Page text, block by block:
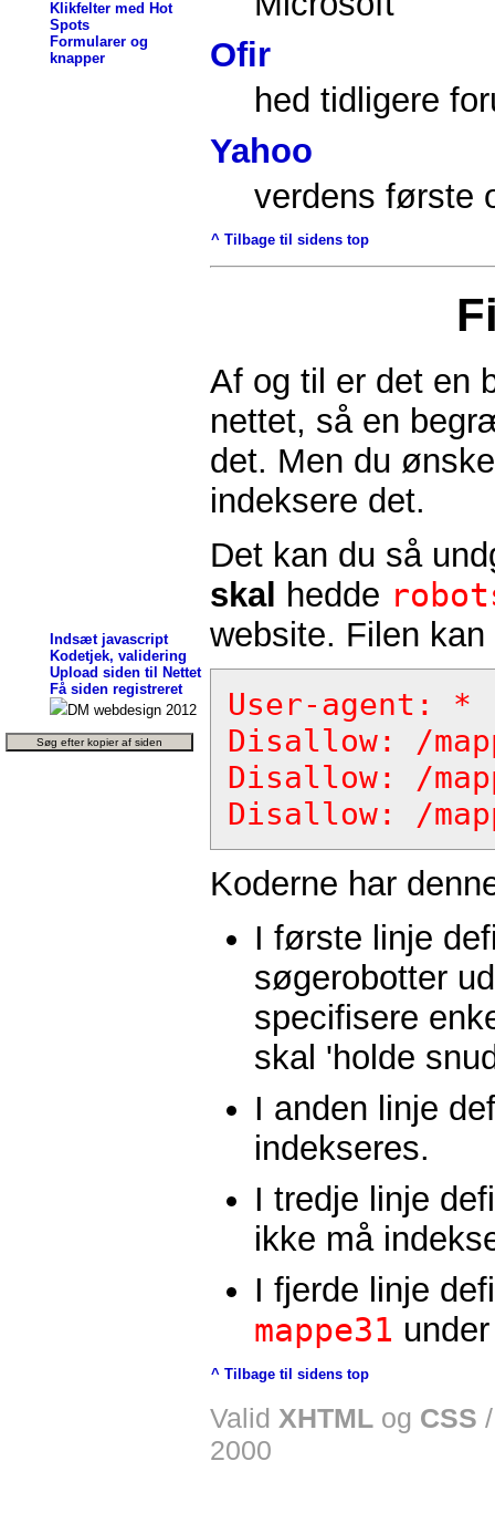
Ofir
hed tidligere
Yahoo
verdens første
^ Tilbage til sidens top
Af og til er det en
nettet, så en
det. Men du
indeksere det.
Det kan du så
skal hedde
website. Filen
User-agent: *
Disallow: /
Disallow: /
Disallow: /
Koderne har
I første linje
søgerobotter
specifisere
skal 'holde
I anden linje
indekseres.
I tredje linje
ikke må
I fjerde linje
mappe31
^ Tilbage til sidens top
Valid XHTML og CSS
2000
Klikfelter med Hot
Spots
Formularer og
knapper
Indsæt javascript
Kodetjek, validering
Upload siden til Nettet
Få siden registreret
DM webdesign 2012